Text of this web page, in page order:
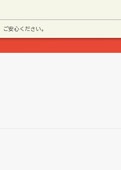
安心ください。